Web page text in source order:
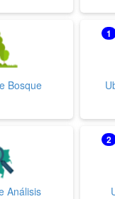
Bosque
1
Análisis
2